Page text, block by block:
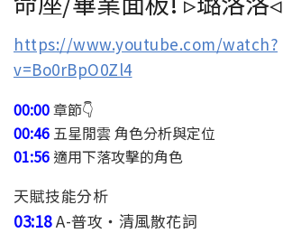
https://www.youtube.com/watch?
v=Bo0rBpO0Zl4
00:00​​​​​章節👇
00:46 五星閒雲 角色分析與定位
01:56 適用下落攻擊的角色
天賦技能分析
03:18A-普攻・清風散花詞